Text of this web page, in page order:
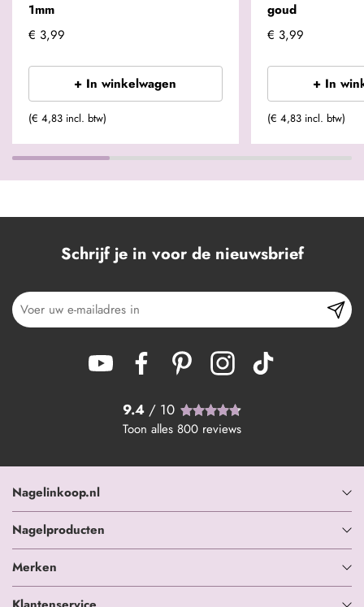
1mm
€ 3,99
+ In winkelwagen
(€ 4,83 incl. btw)
goud
€ 3,99
+ In
(€ 4,83 incl. btw)
Schrijf je in voor de nieuwsbrief
9.4 / 10
Toon alles 800 reviews
Nagelinkoop.nl
Nagelproducten
Merken